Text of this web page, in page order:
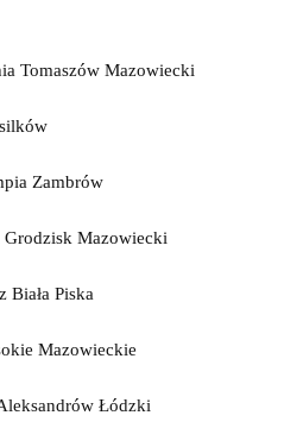
Tomaszów Mazowiecki
Zambrów
Grodzisk Mazowiecki
Biała Piska
Mazowieckie
Łódzki